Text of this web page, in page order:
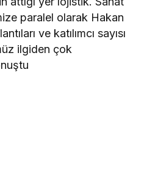
paralel olarak Hakan
ve katılımcı sayısı
ilgiden çok